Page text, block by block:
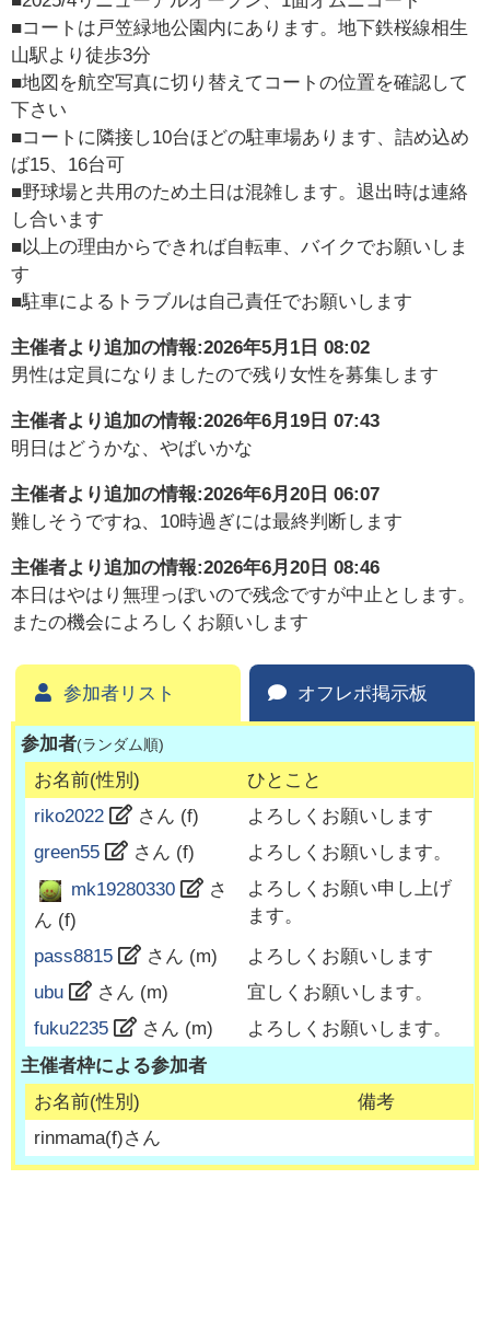
■コートは戸笠緑地公園内にあります。地下鉄桜線相生
山駅より徒歩3分
■地図を航空写真に切り替えてコートの位置を確認して
下さい
■コートに隣接し10台ほどの駐車場あります、詰め込め
ば15、16台可
■野球場と共用のため土日は混雑します。退出時は連絡
し合います
■以上の理由からできれば自転車、バイクでお願いしま
す
■駐車によるトラブルは自己責任でお願いします
主催者より追加の情報:2026年5月1日 08:02
男性は定員になりましたので残り女性を募集します
主催者より追加の情報:2026年6月19日 07:43
明日はどうかな、やばいかな
主催者より追加の情報:2026年6月20日 06:07
難しそうですね、10時過ぎには最終判断します
主催者より追加の情報:2026年6月20日 08:46
本日はやはり無理っぽいので残念ですが中止とします。
またの機会によろしくお願いします
参加者リスト オフレポ掲示板
参加者(ランダム順)
お名前(性別)
ひとこと
riko2022
さん (f)
よろしくお願いします
green55
さん (f)
よろしくお願いします。
mk19280330
さ
ん (f)
よろしくお願い申し上げ
ます。
pass8815
さん (m)
よろしくお願いします
ubu
さん (m)
宜しくお願いします。
fuku2235
さん (m)
よろしくお願いします。
主催者枠による参加者
お名前(性別)
備考
rinmama(f)さん